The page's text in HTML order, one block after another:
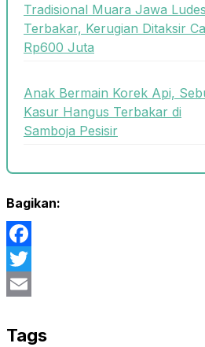
Tradisional Muara Jawa Ludes
Terbakar, Kerugian Ditaksir
Rp600 Juta
Anak Bermain Korek Api,
Kasur Hangus Terbakar di
Samboja Pesisir
Bagikan:
Facebook
Twitter
Tags